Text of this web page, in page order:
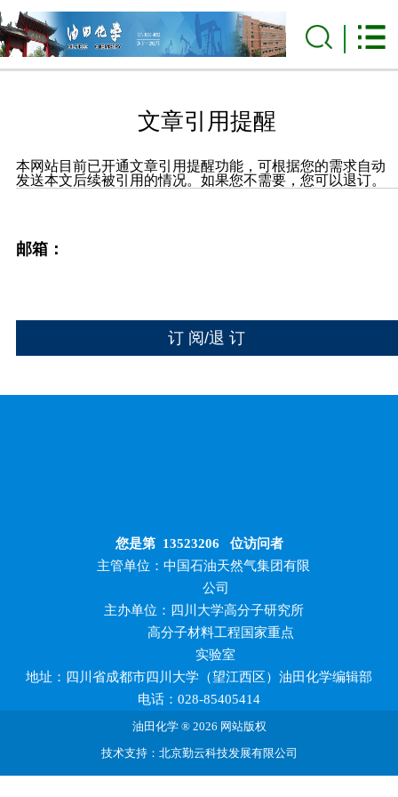
文章引用提醒
本网站目前已开通文章引用提醒功能，可根据您的需求自动
发送本文后续被引用的情况。如果您不需要，您可以退订。
邮箱：
您是第 13523206 位访问者
主管单位：中国石油天然气集团有限
公司
主办单位：四川大学高分子研究所
高分子材料工程国家重点
实验室
地址：四川省成都市四川大学（望江西区）油田化学编辑部
电话：028-85405414
油田化学 ® 2026 网站版权
技术支持：北京勤云科技发展有限公司